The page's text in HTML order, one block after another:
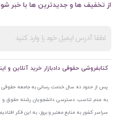
از تخفیف ها و جدیدترین ها با خبر
کتابفروشی حقوقی دادبازار خرید آنلاین و
پس از حدود ده سال خدمت رسانی به جامعه حقوقی
به عدم تناسب دسترسی دانشجویان رشته حقوق و
سراسر کشور به منابع معتبر و بروز، به این فکر